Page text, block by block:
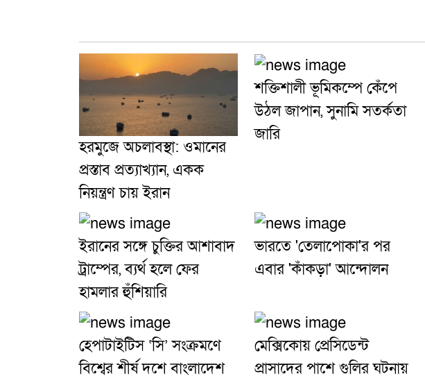
হরমুজে অচলাবস্থা: ওমানের
প্রস্তাব প্রত্যাখ্যান, একক
নিয়ন্ত্রণ চায় ইরান
শক্তিশালী ভূমিকম্পে কেঁপে
উঠল জাপান, সুনামি সতর্কতা
জারি
ইরানের সঙ্গে চুক্তির আশাবাদ
ট্রাম্পের, ব্যর্থ হলে ফের
হামলার হুঁশিয়ারি
ভারতে 'তেলাপোকা'র পর
এবার 'কাঁকড়া' আন্দোলন
হেপাটাইটিস ‘সি’ সংক্রমণে
বিশ্বের শীর্ষ দশে বাংলাদেশ
মেক্সিকোয় প্রেসিডেন্ট
প্রাসাদের পাশে গুলির ঘটনায়